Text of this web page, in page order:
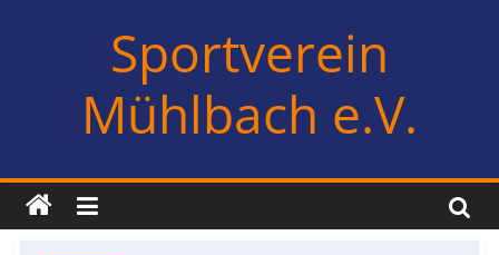
Sportverein
Mühlbach e.V.